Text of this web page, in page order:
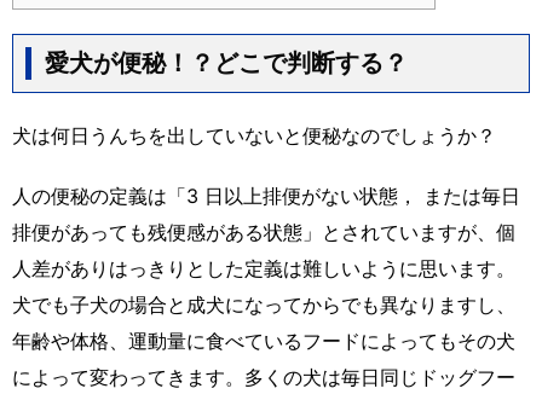
愛犬が便秘！？どこで判断する？
犬は何日うんちを出していないと便秘なのでしょうか？
人の便秘の定義は「3 日以上排便がない状態， または毎日
排便があっても残便感がある状態」とされていますが、個
人差がありはっきりとした定義は難しいように思います。
犬でも子犬の場合と成犬になってからでも異なりますし、
年齢や体格、運動量に食べているフードによってもその犬
によって変わってきます。多くの犬は毎日同じドッグフー